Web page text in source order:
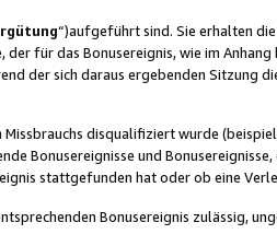
“)aufgeführt sind. Sie erhalten
der für das Bonusereignis, wie im
der sich daraus ergebenden Sitzung
disqualifiziert wurde
Bonusereignisse und Bonusereignisse,
stattgefunden hat oder ob eine
Bonusereignis zulässig,